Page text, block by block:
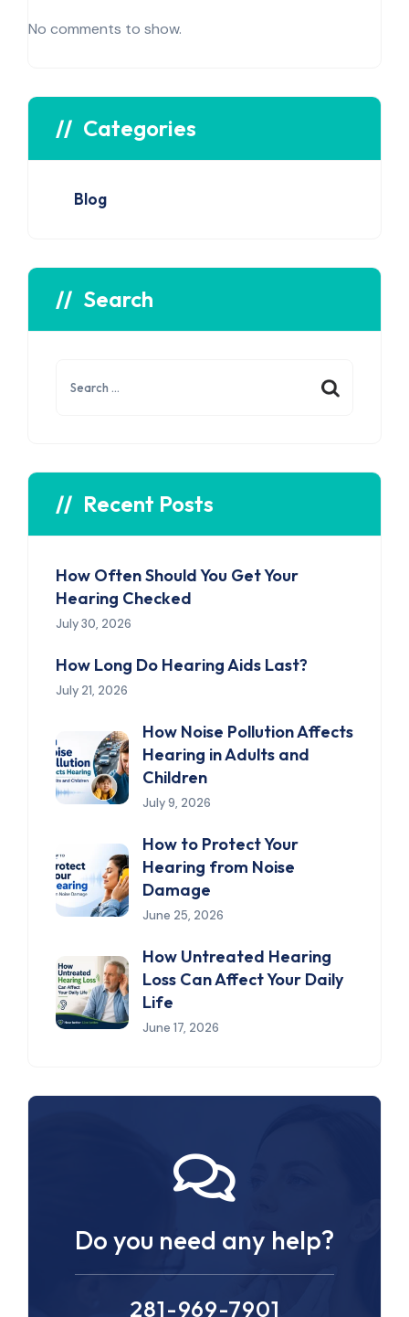
No comments to show.
Categories
Blog
Search
Recent Posts
How Often Should You Get Your
Hearing Checked
July 30, 2026
How Long Do Hearing Aids Last?
July 21, 2026
How Noise Pollution Affects
Hearing in Adults and
Children
July 9, 2026
How to Protect Your
Hearing from Noise
Damage
June 25, 2026
How Untreated Hearing
Loss Can Affect Your Daily
Life
June 17, 2026
Do you need any help?
281-969-7901